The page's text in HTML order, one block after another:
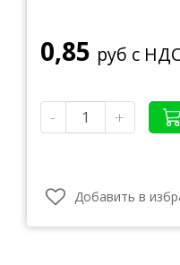
0,85 руб с
- +
Добавить в